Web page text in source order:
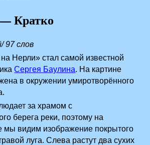
Кратко
97 слов
Нерли» стал самой известной
Сергея Баулина. На картине
в окружении умиротворённого
за храмом с
берега реки, поэтому на
мы видим изображение покрытого
луга. Слева растут два сухих